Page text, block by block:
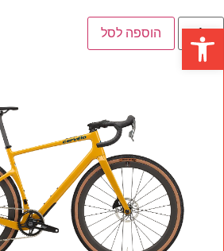
פתח סרגל נגישותהוספה לסל